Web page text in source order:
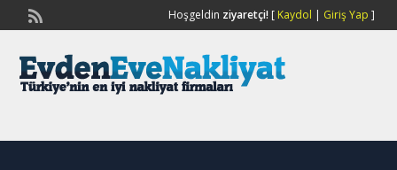
Hoşgeldin ziyaretçi![ Kaydol | Giriş Yap ]